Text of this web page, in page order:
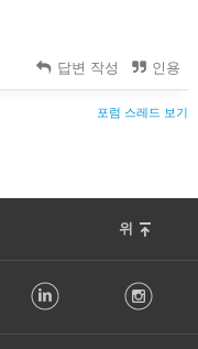
답변 작성 인용
포럼 스레드 보기
위
LinkedIn